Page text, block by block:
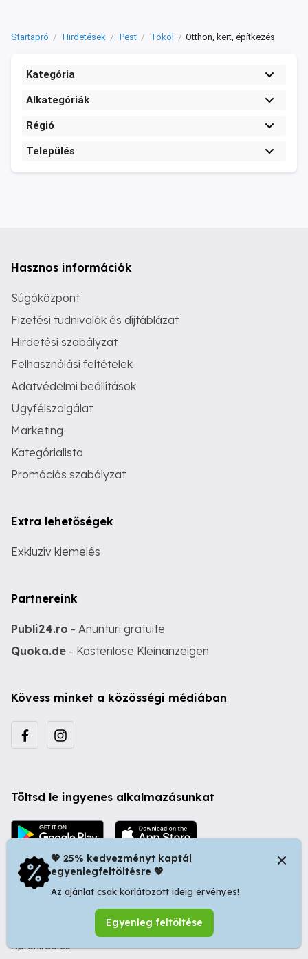
Startapró Hirdetések Pest Tököl Otthon, kert, építkezés
Kategória
Alkategóriák
Régió
Település
Hasznos információk
Súgóközpont
Fizetési tudnivalók és díjtáblázat
Hirdetési szabályzat
Felhasználási feltételek
Adatvédelmi beállítások
Ügyfélszolgálat
Marketing
Kategórialista
Promóciós szabályzat
Extra lehetőségek
Exkluzív kiemelés
Partnereink
Publi24.ro - Anunturi gratuite
Quoka.de - Kostenlose Kleinanzeigen
Kövess minket a közösségi médiában
Töltsd le ingyenes alkalmazásunkat
© 2026 Startapró S.R.L. | Bulevardul Dacia nr 34, Oradea
410346, Romania | Tax ID: RO44483373 -
Ingyenes
Apróhirdetés
💖 25% kedvezményt kaptál
egyenlegfeltöltésre 💖
Az ajánlat csak korlátozott ideig érvényes!
Egyenleg feltöltése